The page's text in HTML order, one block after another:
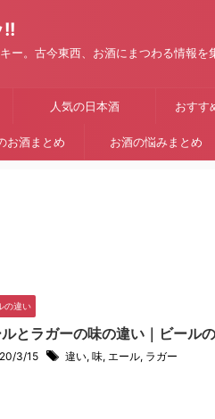
!!
ー。古今東西、お酒にまつわる情報を
人気の日本酒 おすす
お酒まとめ お酒の悩みまとめ
の違い
とラガーの味の違い｜ビール
3/15 違い, 味, エール, ラガー